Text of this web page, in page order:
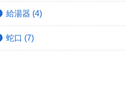
給湯器 (4)
蛇口 (7)